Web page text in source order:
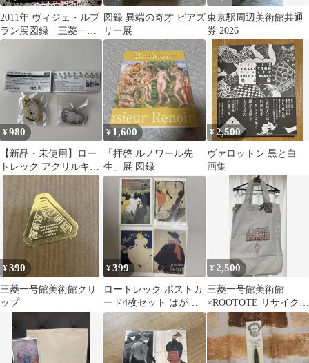
2011年 ヴィジェ・ルブ
ラン展図録 三菱一号
館美術館
図録 異端の奇才 ビアズ
リー展
東京駅周辺美術館共通
券 2026
¥980
【新品・未使用】ロー
トレック アクリルキー
ホルダー★三菱一号館
美術館限定商品
¥ 1,600
「拝啓 ルノワール先
生」展 図録
¥2,500
ヴァロットン 黒と白
画集
¥390
三菱一号館美術館クリ
ップ
¥399
ロートレック ポストカ
ード4枚セット はがき
葉書 三菱一号館美術館
¥2,500
三菱一号館美術館
×ROOTOTE リサイクル
コットン トートバッグ
グレー